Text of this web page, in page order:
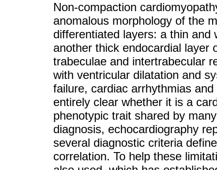
Non-compaction
anomalous morphology of the
differentiated layers: a thin and
another thick endocardial layer
trabeculae and intertrabecular
with ventricular dilatation and
failure, cardiac arrhythmias
entirely clear whether it is a
phenotypic trait shared by
diagnosis, echocardiography
several diagnostic criteria
correlation. To help these